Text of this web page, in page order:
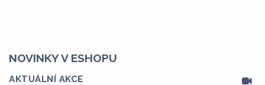
NOVINKY V ESHOPU
AKTUÁLNÍ AKCE